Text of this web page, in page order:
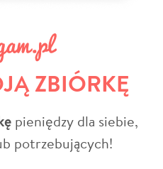
ZBIÓRKĘ
pieniędzy dla siebie,
potrzebujących!